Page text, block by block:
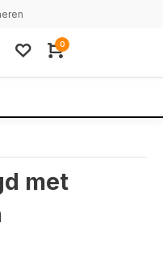
0
met